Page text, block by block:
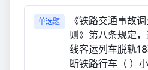
单选题
《铁路交通事故
则》第八条规定
线客运列车脱轨
断铁路行车（ ）